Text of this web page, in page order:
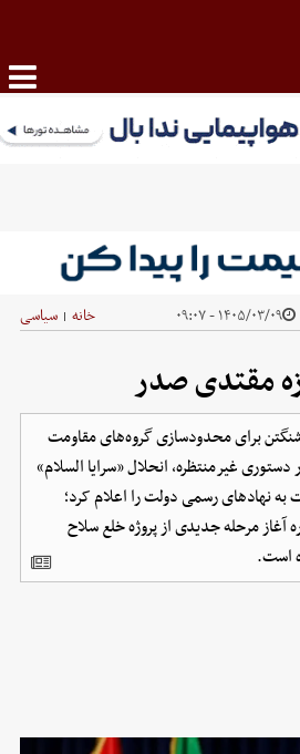
۱۴۰۵/۰۳/۰۹ - ۰۹:۰۷ خانه | سیاسی
برای محدودسازی گروه‌های مقاومت
غیرمنتظره، انحلال «سرایا السلام»
به نهادهای رسمی دولت را اعلام کرد؛
آغاز مرحله جدیدی از پروژه خلع سلاح
است.